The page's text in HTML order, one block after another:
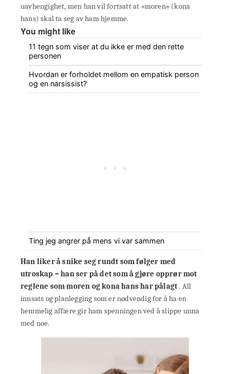
uavhengighet, men han vil fortsatt at «moren» (kona
hans) skal ta seg av ham hjemme.
You might like
11 tegn som viser at du ikke er med den rette
personen
Hvordan er forholdet mellom en empatisk person
og en narsissist?
Ting jeg angrer på mens vi var sammen
Han liker å snike seg rundt som følger med
utroskap – han ser på det som å gjøre opprør mot
reglene som moren og kona hans har pålagt. All
innsats og planlegging som er nødvendig for å ha en
hemmelig affære gir ham spenningen ved å slippe unna
med noe.